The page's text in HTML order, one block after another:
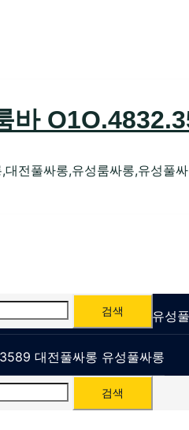
바
대전풀싸롱,유성룸싸롱,유성풀
대전퍼블릭가라오케 유성
대전풀싸롱 유성풀싸롱